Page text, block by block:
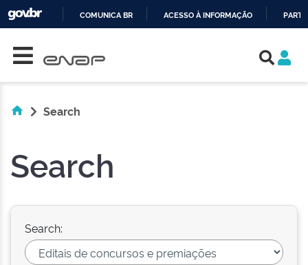
COMUNICA BR ACESSO À INFORMAÇÃO
Search
Search
Search: